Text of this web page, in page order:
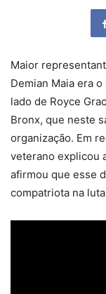
Maior
Demian Maia era
lado de Royce
Bronx, que neste
organização. Em
veterano explicou
afirmou que esse
compatriota na